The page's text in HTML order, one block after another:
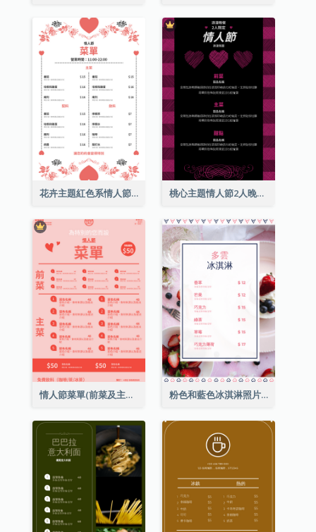
花卉主題紅色系情人節菜單 桃心主題情人節2人晚餐菜單
情人節菜單(前菜及主菜) 粉色和藍色冰淇淋照片甜點菜單